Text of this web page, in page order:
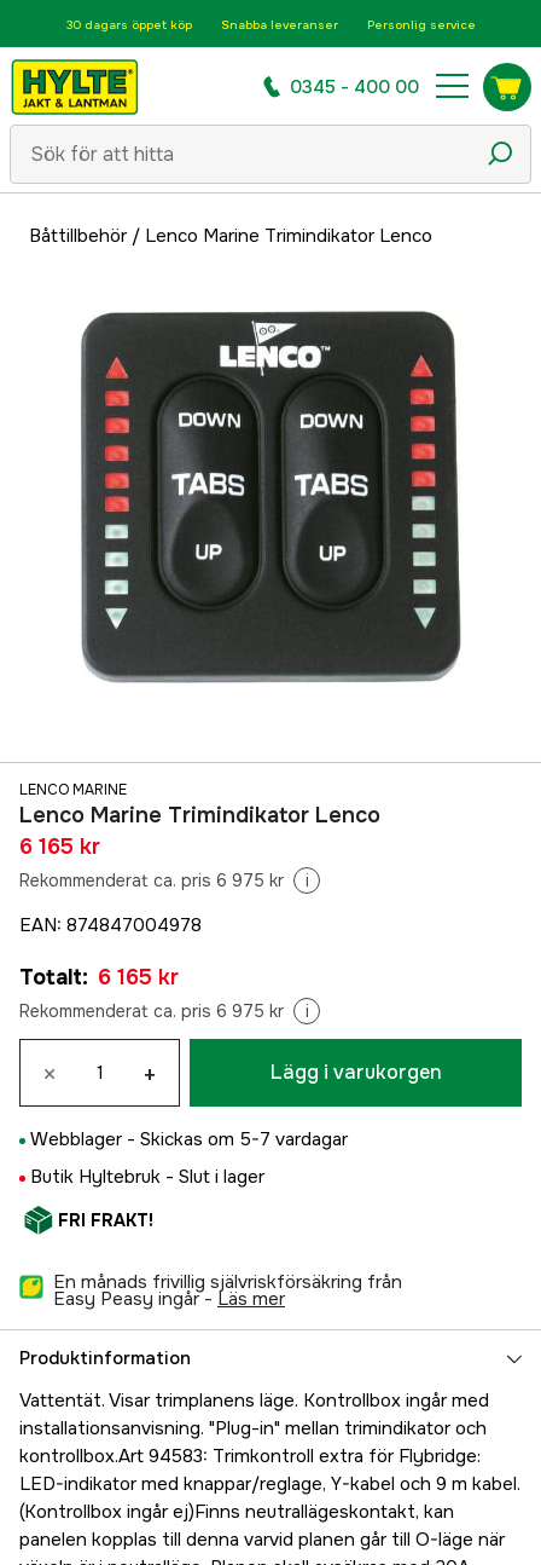
30 dagars öppet köp Snabba leveranser Personlig service
0345 - 400 00
Båttillbehör/ Lenco Marine Trimindikator Lenco
LENCO MARINE
Lenco Marine Trimindikator Lenco
6 165 kr
Rekommenderat ca. pris 6 975 kr i
EAN: 874847004978
Totalt: 6 165 kr
Rekommenderat ca. pris 6 975 kr i
× + Lägg i varukorgen
Webblager - Skickas om 5-7 vardagar
Butik Hyltebruk - Slut i lager
FRI FRAKT!
En månads frivillig självriskförsäkring från
Easy Peasy ingår - läs mer
Produktinformation
Vattentät. Visar trimplanens läge. Kontrollbox ingår med
installationsanvisning. "Plug-in" mellan trimindikator och
kontrollbox.Art 94583: Trimkontroll extra för Flybridge:
LED-indikator med knappar/reglage, Y-kabel och 9 m kabel.
(Kontrollbox ingår ej)Finns neutrallägeskontakt, kan
panelen kopplas till denna varvid planen går till O-läge när